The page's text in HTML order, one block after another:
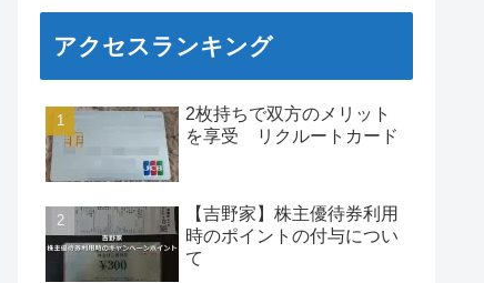
アクセスランキング
2枚持ちで双方のメリット
を享受 リクルートカード
【吉野家】株主優待券利用
時のポイントの付与につい
て